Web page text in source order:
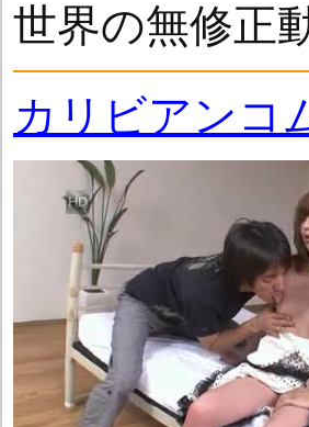
世界の無修正
カリビアンコ